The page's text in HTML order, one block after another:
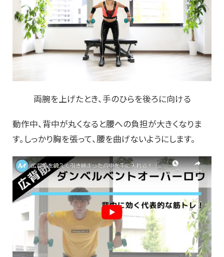
両腕を上げたとき、手のひらを後ろに向ける
動作中、背中が丸くなると腰への負担が大きくなりま
す。しっかり胸を張って、腰を曲げないようにします。